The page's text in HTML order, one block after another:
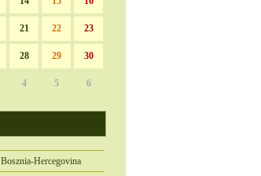
21 22 23
28 29 30
4 5 6
Bosznia-Hercegovina